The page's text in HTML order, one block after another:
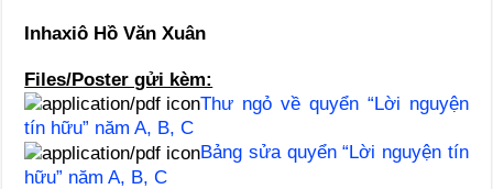
Inhaxiô Hồ Văn Xuân
Files/Poster gửi kèm:
Thư ngỏ về quyển “Lời nguyện
tín hữu” năm A, B, C
Bảng sửa quyển “Lời nguyện tín
hữu” năm A, B, C